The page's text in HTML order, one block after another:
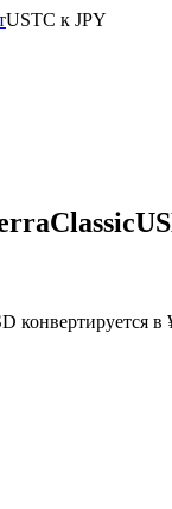
USDT в
USTC к JPY
конвертируется